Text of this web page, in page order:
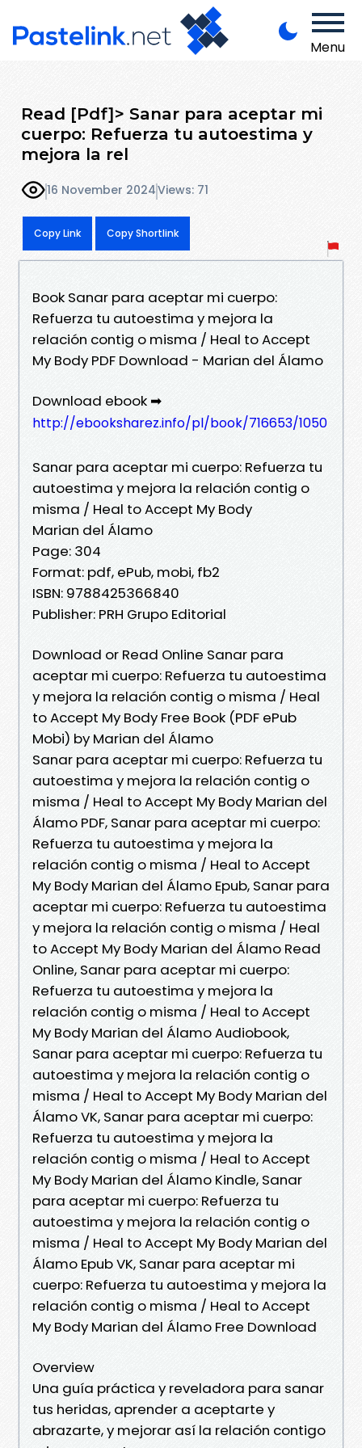
Menu
Read [Pdf]> Sanar para aceptar mi
cuerpo: Refuerza tu autoestima y
mejora la rel
16 November 2024Views: 71
Copy Link Copy Shortlink
Book Sanar para aceptar mi cuerpo:
Refuerza tu autoestima y mejora la
relación contig o misma / Heal to Accept
My Body PDF Download - Marian del Álamo
Download ebook ➡
http://ebooksharez.info/pl/book/716653/1050
Sanar para aceptar mi cuerpo: Refuerza tu
autoestima y mejora la relación contig o
misma / Heal to Accept My Body
Marian del Álamo
Page: 304
Format: pdf, ePub, mobi, fb2
ISBN: 9788425366840
Publisher: PRH Grupo Editorial
Download or Read Online Sanar para
aceptar mi cuerpo: Refuerza tu autoestima
y mejora la relación contig o misma / Heal
to Accept My Body Free Book (PDF ePub
Mobi) by Marian del Álamo
Sanar para aceptar mi cuerpo: Refuerza tu
autoestima y mejora la relación contig o
misma / Heal to Accept My Body Marian del
Álamo PDF, Sanar para aceptar mi cuerpo:
Refuerza tu autoestima y mejora la
relación contig o misma / Heal to Accept
My Body Marian del Álamo Epub, Sanar para
aceptar mi cuerpo: Refuerza tu autoestima
y mejora la relación contig o misma / Heal
to Accept My Body Marian del Álamo Read
Online, Sanar para aceptar mi cuerpo:
Refuerza tu autoestima y mejora la
relación contig o misma / Heal to Accept
My Body Marian del Álamo Audiobook,
Sanar para aceptar mi cuerpo: Refuerza tu
autoestima y mejora la relación contig o
misma / Heal to Accept My Body Marian del
Álamo VK, Sanar para aceptar mi cuerpo:
Refuerza tu autoestima y mejora la
relación contig o misma / Heal to Accept
My Body Marian del Álamo Kindle, Sanar
para aceptar mi cuerpo: Refuerza tu
autoestima y mejora la relación contig o
misma / Heal to Accept My Body Marian del
Álamo Epub VK, Sanar para aceptar mi
cuerpo: Refuerza tu autoestima y mejora la
relación contig o misma / Heal to Accept
My Body Marian del Álamo Free Download
Overview
Una guía práctica y reveladora para sanar
tus heridas, aprender a aceptarte y
abrazarte, y mejorar así la relación contigo